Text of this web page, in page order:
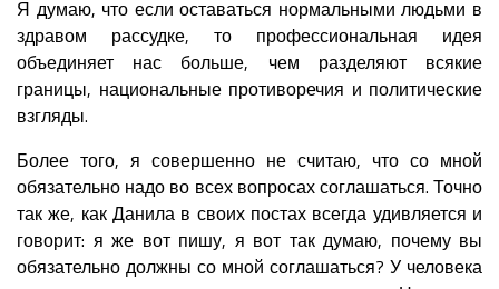
Я думаю, что если оставаться нормальными людьми в
здравом рассудке, то профессиональная идея
объединяет нас больше, чем разделяют всякие
границы, национальные противоречия и политические
взгляды.
Более того, я совершенно не считаю, что со мной
обязательно надо во всех вопросах соглашаться. Точно
так же, как Данила в своих постах всегда удивляется и
говорит: я же вот пишу, я вот так думаю, почему вы
обязательно должны со мной соглашаться? У человека